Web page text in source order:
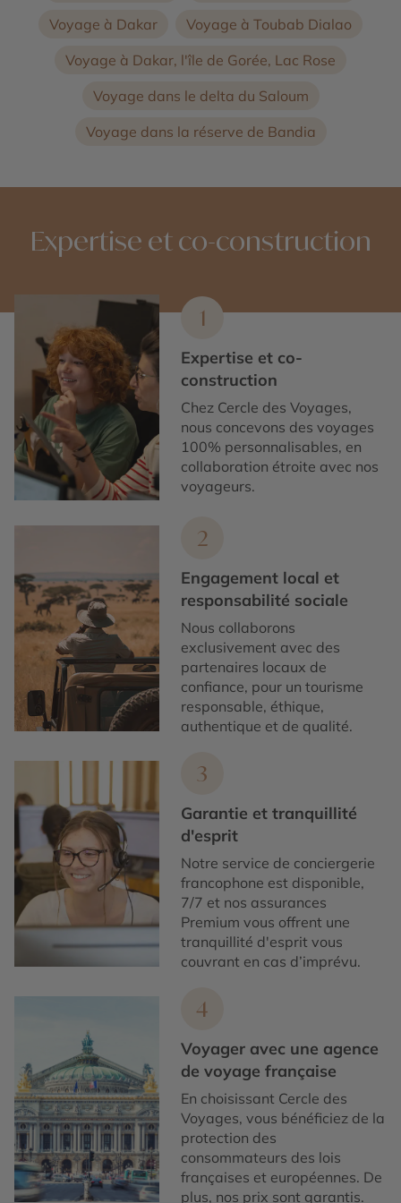
Voyage à Dakar
Voyage à Toubab Dialao
Voyage à Dakar, l'île de Gorée, Lac Rose
Voyage dans le delta du Saloum
Voyage dans la réserve de Bandia
Expertise et co-construction
1
Expertise et co-
construction
Chez Cercle des Voyages,
nous concevons des voyages
100% personnalisables, en
collaboration étroite avec nos
voyageurs.
2
Engagement local et
responsabilité sociale
Nous collaborons
exclusivement avec des
partenaires locaux de
confiance, pour un tourisme
responsable, éthique,
authentique et de qualité.
3
Garantie et tranquillité
d'esprit
Notre service de conciergerie
francophone est disponible,
7/7 et nos assurances
Premium vous offrent une
tranquillité d'esprit vous
couvrant en cas d’imprévu.
4
Voyager avec une agence
de voyage française
En choisissant Cercle des
Voyages, vous bénéficiez de la
protection des
consommateurs des lois
françaises et européennes. De
plus, nos prix sont garantis.